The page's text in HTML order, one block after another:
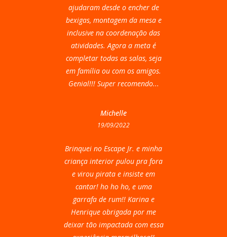
ajudaram desde o encher de
bexigas, montagem da mesa e
inclusive na coordenação das
atividades. Agora a meta é
completar todas as salas, seja
em família ou com os amigos.
Genial!!! Super recomendo...
Michelle
19/09/2022
Brinquei no Escape Jr. e minha
criança interior pulou pra fora
e virou pirata e insiste em
cantar! ho ho ho, e uma
garrafa de rum!! Karina e
Henrique obrigada por me
deixar tão impactada com essa